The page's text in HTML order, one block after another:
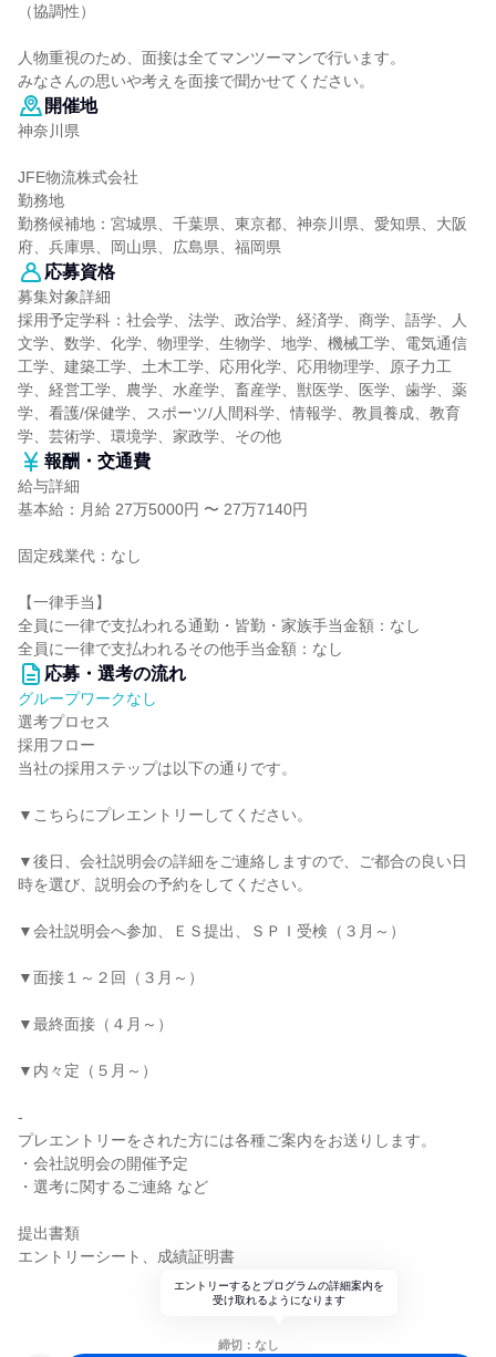
（協調性）
人物重視のため、面接は全てマンツーマンで行います。
みなさんの思いや考えを面接で聞かせてください。
開催地
神奈川県
JFE物流株式会社
勤務地
勤務候補地：宮城県、千葉県、東京都、神奈川県、愛知県、大阪
府、兵庫県、岡山県、広島県、福岡県
応募資格
募集対象詳細
採用予定学科：社会学、法学、政治学、経済学、商学、語学、人
文学、数学、化学、物理学、生物学、地学、機械工学、電気通信
工学、建築工学、土木工学、応用化学、応用物理学、原子力工
学、経営工学、農学、水産学、畜産学、獣医学、医学、歯学、薬
学、看護/保健学、スポーツ/人間科学、情報学、教員養成、教育
学、芸術学、環境学、家政学、その他
報酬・交通費
給与詳細
基本給：月給 27万5000円 〜 27万7140円
固定残業代：なし
【一律手当】
全員に一律で支払われる通勤・皆勤・家族手当金額：なし
全員に一律で支払われるその他手当金額：なし
応募・選考の流れ
グループワークなし
選考プロセス
採用フロー
当社の採用ステップは以下の通りです。
▼こちらにプレエントリーしてください。
▼後日、会社説明会の詳細をご連絡しますので、ご都合の良い日
時を選び、説明会の予約をしてください。
▼会社説明会へ参加、ＥＳ提出、ＳＰＩ受検（３月～）
▼面接１～２回（３月～）
▼最終面接（４月～）
▼内々定（５月～）
-
プレエントリーをされた方には各種ご案内をお送りします。
・会社説明会の開催予定
・選考に関するご連絡 など
提出書類
エントリーシート、成績証明書
エントリーするとプログラムの詳細案内を
受け取れるようになります
締切：なし